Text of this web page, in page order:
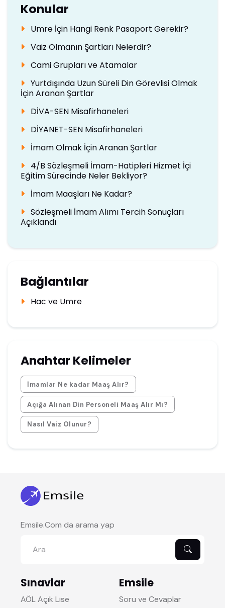
Konular
Umre İçin Hangi Renk Pasaport Gerekir?
Vaiz Olmanın Şartları Nelerdir?
Cami Grupları ve Atamalar
Yurtdışında Uzun Süreli Din Görevlisi Olmak
İçin Aranan Şartlar
DİVA-SEN Misafirhaneleri
DİYANET-SEN Misafirhaneleri
İmam Olmak İçin Aranan Şartlar
4/B Sözleşmeli İmam-Hatipleri Hizmet İçi
Eğitim Sürecinde Neler Bekliyor?
İmam Maaşları Ne Kadar?
Sözleşmeli İmam Alımı Tercih Sonuçları
Açıklandı
Bağlantılar
Hac ve Umre
Anahtar Kelimeler
İmamlar Ne kadar Maaş Alır?
Açığa Alınan Din Personeli Maaş Alır Mı?
Nasıl Vaiz Olunur?
Emsile.Com da arama yap
Sınavlar
AÖL Açık Lise
Emsile
Soru ve Cevaplar